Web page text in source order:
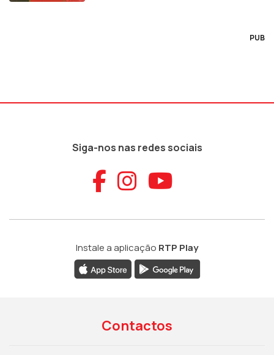
PUB
Siga-nos nas redes sociais
Aceder ao
Aceder ao
Aceder
Instale a aplicação RTP Play
Contactos